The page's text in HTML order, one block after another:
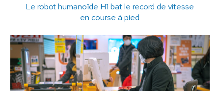
Le robot humanoïde H1 bat le record de vitesse
en course à pied